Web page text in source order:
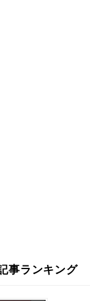
事ランキング